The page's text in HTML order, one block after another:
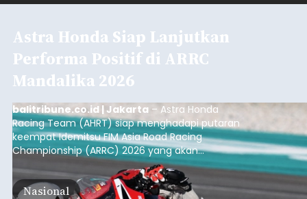
Astra Honda Siap Lanjutkan
Performa Positif di ARRC
Mandalika 2026
balitribune.co.id | Jakarta – Astra Honda
Racing Team (AHRT) siap menghadapi putaran
keempat Idemitsu FIM Asia Road Racing
Championship (ARRC) 2026 yang akan
berlangsung di Pertamina Mandalika
International Circuit, Lombok, Nusa Tenggara
Barat, pada 7–9 Agustus 2026.
Nasional